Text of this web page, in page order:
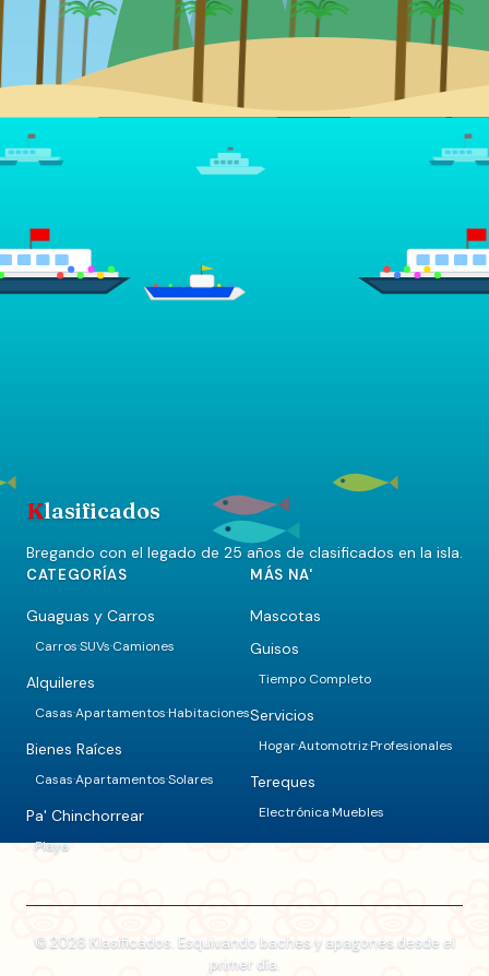
Klasificados
Bregando con el legado de 25 años de clasificados en la isla.
CATEGORÍAS
Guaguas y Carros
Carros·SUVs·Camiones
Alquileres
Casas·Apartamentos·Habitaciones
Bienes Raíces
Casas·Apartamentos·Solares
Pa' Chinchorrear
Playa
MÁS NA'
Mascotas
Guisos
Tiempo Completo
Servicios
Hogar·Automotriz·Profesionales
Tereques
Electrónica·Muebles
© 2026 Klasificados. Esquivando baches y apagones desde el
primer día.